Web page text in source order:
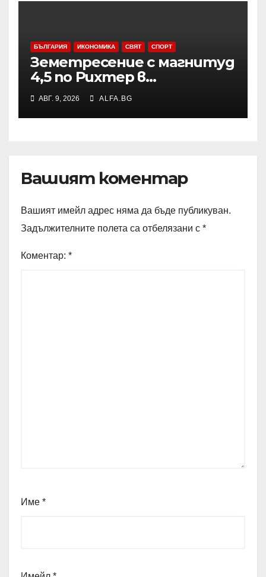
БЪЛГАРИЯ ИКОНОМИКА СВЯТ СПОРТ
Земетресение с магнитуд
4,5 по Рихтер в
Югоизточна Турция; няма
данни за пострадали и
разрушения
АВГ. 9, 2026 ALFA.BG
Вашият коментар
Вашият имейл адрес няма да бъде публикуван.
Задължителните полета са отбелязани с *
Коментар: *
Име *